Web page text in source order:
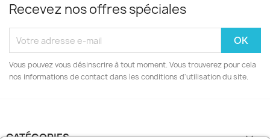
Recevez nos offres spéciales
Vous pouvez vous désinscrire à tout moment. Vous trouverez pour cela
nos informations de contact dans les conditions d'utilisation du site.